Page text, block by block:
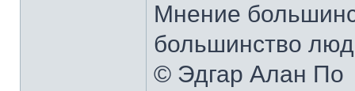
Мнение
большинство
© Эдгар Алан По